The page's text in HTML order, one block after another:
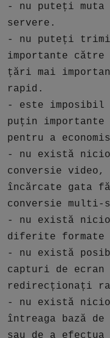
- nu puteți
servere.
- nu puteți
importante
țări mai
rapid.
- este
puțin
pentru a
- nu există
conversie
încărcate gata
conversie multi-
- nu există nicio
diferite
- nu există
capturi de ecran
redirecționați
- nu există nicio
întreaga bază
sau de a